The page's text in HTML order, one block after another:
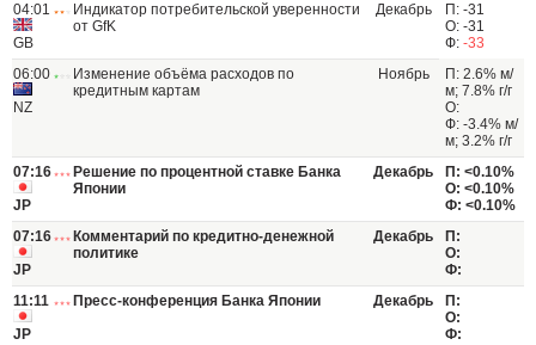
04:01
GB
Индикатор потребительской уверенности
от GfK
Декабрь
П: -31
О: -31
Ф: -33
06:00
NZ
Изменение объёма расходов по
кредитным картам
Ноябрь
П: 2.6% м/
м; 7.8% г/г
О:
Ф: -3.4% м/
м; 3.2% г/г
07:16
JP
Решение по процентной ставке Банка
Японии
Декабрь
П: <0.10%
О: <0.10%
Ф: <0.10%
07:16
JP
Комментарий по кредитно-денежной
политике
Декабрь
П:
О:
Ф:
11:11
JP
Пресс-конференция Банка Японии Декабрь
П:
О:
Ф: